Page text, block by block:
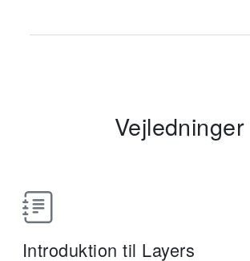
Vejledninger
Introduktion til Layers